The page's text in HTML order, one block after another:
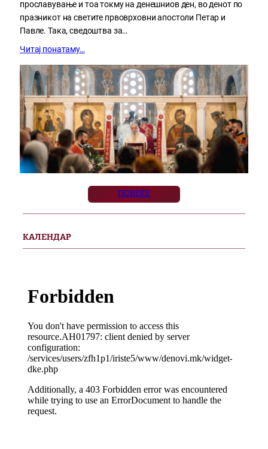
прославување и тоа токму на денешниов ден, во денот по
празникот на светите првоврховни апостоли Петар и
Павле. Така, сведоштва за…
Читај понатаму…
ПОВЕЌЕ
КАЛЕНДАР